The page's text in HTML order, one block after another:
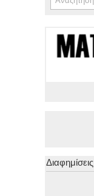
Διαφημίσεις